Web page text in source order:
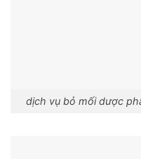
dịch vụ bỏ mối dược